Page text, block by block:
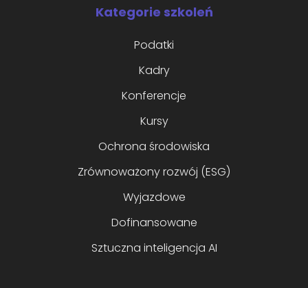
Kategorie szkoleń
Podatki
Kadry
Konferencje
Kursy
Ochrona środowiska
Zrównoważony rozwój (ESG)
Wyjazdowe
Dofinansowane
Sztuczna inteligencja AI